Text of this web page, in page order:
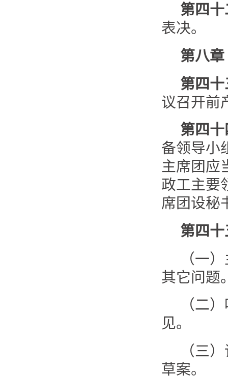
第四
表决。
第八章
第四
议召开前
第四
备领导小
主席团应
政工主要
席团设秘
第四
（一
其它问题
（二
见。
（三
草案。